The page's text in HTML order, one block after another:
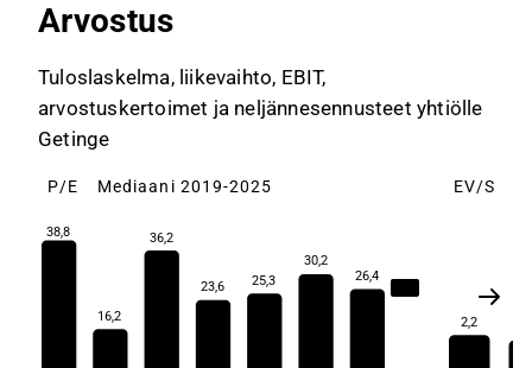
Arvostus
Tuloslaskelma, liikevaihto, EBIT,
arvostuskertoimet ja neljännesennusteet yhtiölle
Getinge
P/E Mediaani 2019-2025
38,8
16,2
36,2
23,6 25,3
30,2
26,4
EV/S
2,2